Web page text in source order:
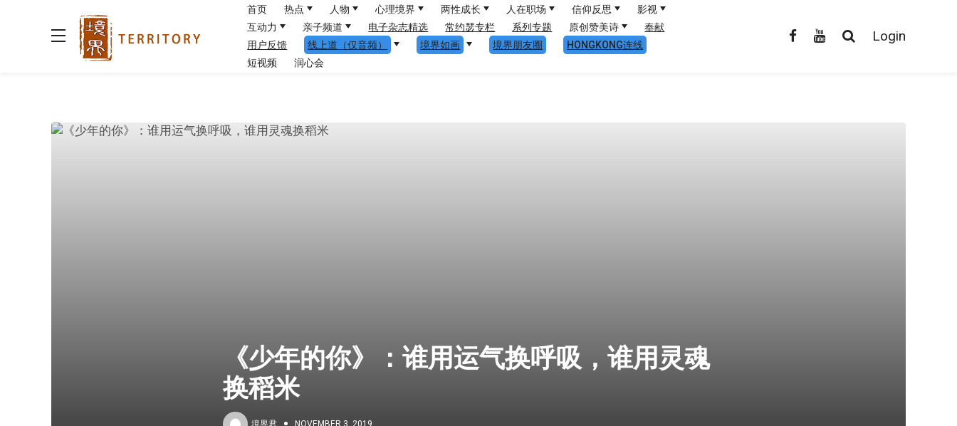
首页 热点 人物 心理境界 两性成长 人在职场 信仰反思
影视
互动力
亲子频道 电子杂志精选 常约瑟专栏 系列专题 原创赞美诗
奉献
用户反馈
线上道（仅音频） 境界如画 境界朋友圈
HONGKONG连线
短视频
润心会
Login
《少年的你》：谁用运气换呼吸，谁用灵魂
换稻米
境界君 NOVEMBER 3, 2019